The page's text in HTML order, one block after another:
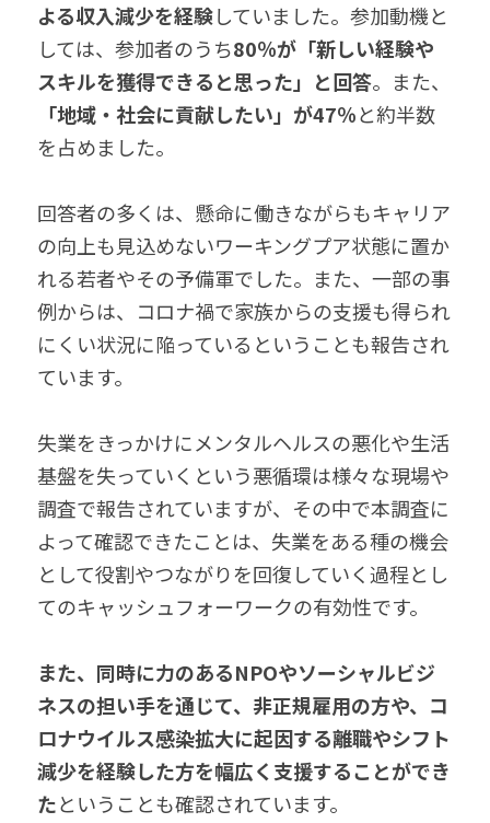
よる収入減少を経験していました。参加動機と
しては、参加者のうち80％が「新しい経験や
スキルを獲得できると思った」と回答。また、
「地域・社会に貢献したい」が47％と約半数
を占めました。
回答者の多くは、懸命に働きながらもキャリア
の向上も見込めないワーキングプア状態に置か
れる若者やその予備軍でした。また、一部の事
例からは、コロナ禍で家族からの支援も得られ
にくい状況に陥っているということも報告され
ています。
失業をきっかけにメンタルヘルスの悪化や生活
基盤を失っていくという悪循環は様々な現場や
調査で報告されていますが、その中で本調査に
よって確認できたことは、失業をある種の機会
として役割やつながりを回復していく過程とし
てのキャッシュフォーワークの有効性です。
また、同時に力のあるNPOやソーシャルビジ
ネスの担い手を通じて、非正規雇用の方や、コ
ロナウイルス感染拡大に起因する離職やシフト
減少を経験した方を幅広く支援することができ
たということも確認されています。